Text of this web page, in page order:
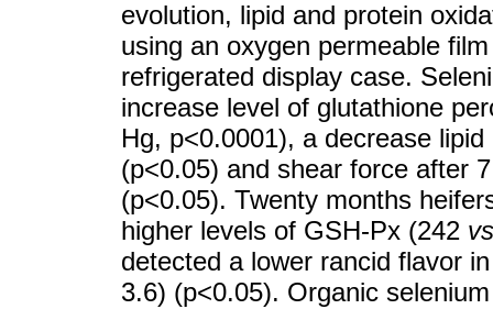
evolution, lipid and protein
using an oxygen permeable
refrigerated display case.
increase level of glutathione
Hg, p<0.0001), a decrease
(p<0.05) and shear force after
(p<0.05). Twenty months
higher levels of GSH-Px (242
detected a lower rancid flavor
3.6) (p<0.05). Organic